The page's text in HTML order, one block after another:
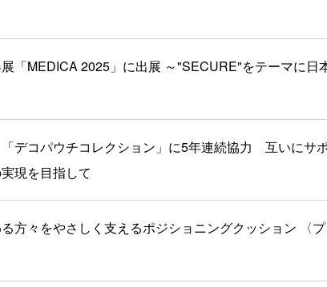
「MEDICA 2025」に出展 ～"SECURE"をテーマに日
デコパウチコレクション」に5年連続協力 互いにサ
現を目指して
方々をやさしく支えるポジショニングクッション 〈